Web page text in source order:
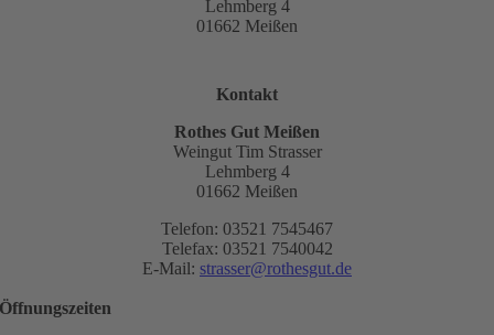
Lehmberg 4
01662 Meißen
Kontakt
Rothes Gut Meißen
Weingut Tim Strasser
Lehmberg 4
01662 Meißen
Telefon: 03521 7545467
Telefax: 03521 7540042
E-Mail: strasser@rothesgut.de
Öffnungszeiten